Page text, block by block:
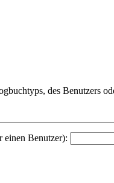
des Benutzers
einen Benutzer):